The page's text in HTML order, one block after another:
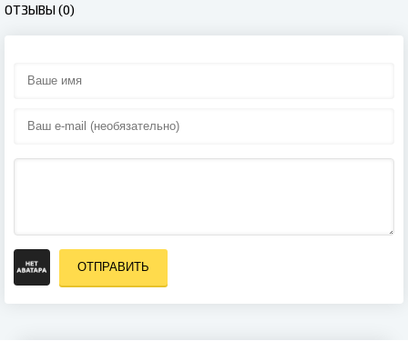
ОТЗЫВЫ (0)
ОТПРАВИТЬ